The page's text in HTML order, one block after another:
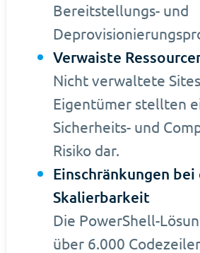
Bereitstellungs- und
Verwaiste
Nicht verwaltete
Eigentümer stellten
Sicherheits- und
Risiko dar.
Einschränkungen bei
Skalierbarkeit
Die PowerShell-
über 6.000